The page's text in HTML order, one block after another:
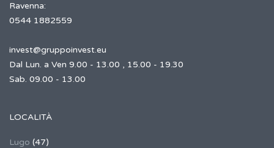
Ravenna:
0544 1882559
invest@gruppoinvest.eu
Dal Lun. a Ven 9.00 - 13.00 , 15.00 - 19.30
Sab. 09.00 - 13.00
LOCALITÀ
Lugo (47)